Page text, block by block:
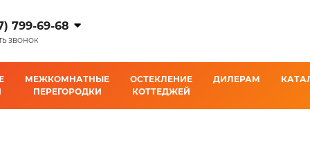
799-69-68
ЗВОНОК
МЕЖКОМНАТНЫЕ
ПЕРЕГОРОДКИ
ОСТЕКЛЕНИЕ
КОТТЕДЖЕЙ
ДИЛЕРАМ